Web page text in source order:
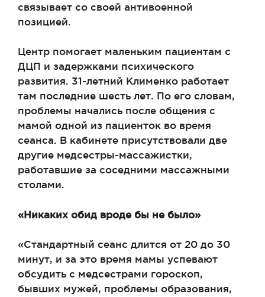
связывает со своей антивоенной
позицией.
Центр помогает маленьким пациентам с
ДЦП и задержками психического
развития. 31-летний Клименко работает
там последние шесть лет. По его словам,
проблемы начались после общения с
мамой одной из пациенток во время
сеанса. В кабинете присутствовали две
другие медсестры-массажистки,
работавшие за соседними массажными
столами.
«Никаких обид вроде бы не было»
«Стандартный сеанс длится от 20 до 30
минут, и за это время мамы успевают
обсудить с медсестрами гороскоп,
бывших мужей, проблемы образования,